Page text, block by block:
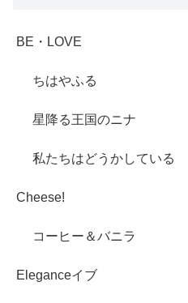
BE・LOVE
ちはやふる
星降る王国のニナ
私たちはどうかしている
Cheese!
コーヒー＆バニラ
Eleganceイブ